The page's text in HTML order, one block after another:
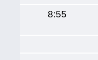
8:55